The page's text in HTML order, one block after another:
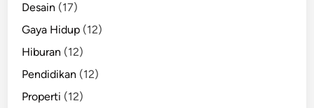
Desain (17)
Gaya Hidup (12)
Hiburan (12)
Pendidikan (12)
Properti (12)